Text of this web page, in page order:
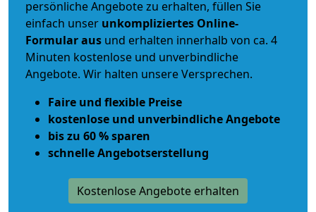
persönliche Angebote zu erhalten, füllen Sie
einfach unser unkompliziertes Online-
Formular aus und erhalten innerhalb von ca. 4
Minuten kostenlose und unverbindliche
Angebote. Wir halten unsere Versprechen.
Faire und flexible Preise
kostenlose und unverbindliche Angebote
bis zu 60 % sparen
schnelle Angebotserstellung
Kostenlose Angebote erhalten